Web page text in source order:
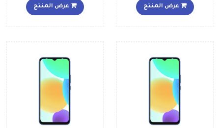
LTE بلون أرجواني ستاري
عرض المنتج
تقنية 4G LTE بلون هارت أوف
عرض المنتج